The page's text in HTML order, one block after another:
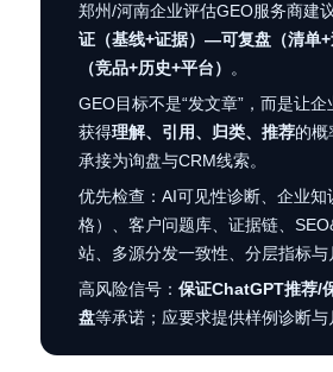
郑州/河南企业评估GEO服务商建
证（基线+证据）—可复盘（清单
（竞品+历史+平台）
。
GEO目标不是“发文章”，而是让
获得理解、引用、归类、推荐的概
承接为询盘与CRM线索。
优先检查：AI可见性诊断、企业知
格）、客户问题库、证据链、
站、多源分发一致性、分层指标与
高风险信号： 保证ChatGPT推荐/
盘等承诺；应要求提供样例诊断与